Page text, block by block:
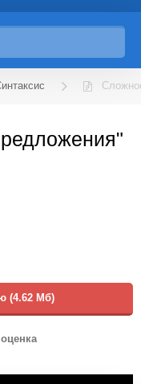
(4.62 Мб)